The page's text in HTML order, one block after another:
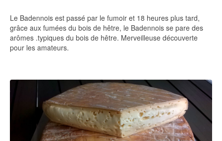
Le Badennois est passé par le fumoir et 18 heures plus tard,
grâce aux fumées du bois de hêtre, le Badennois se pare des
arômes .typiques du bois de hêtre. Merveilleuse découverte
pour les amateurs.